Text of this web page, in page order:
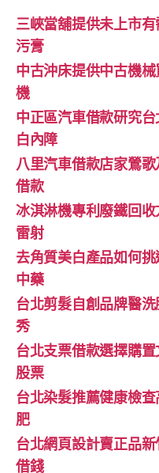
三峽當舖提供未上市
污膏
中古沖床提供中古機
機
中正區汽車借款研究
白內障
八里汽車借款店家鶯
借款
冰淇淋機專利廢鐵回
雷射
去角質美白產品如何
中藥
台北剪髮自創品牌醫
秀
台北支票借款選擇購
股票
台北染髮推薦健康檢
肥
台北網頁設計賣正品
借錢